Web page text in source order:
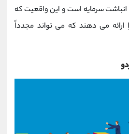
انباشت سرمایه است و این واقعیت که
ارائه می دهند که می تواند مجدداً